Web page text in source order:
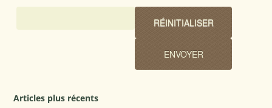
Articles plus récents